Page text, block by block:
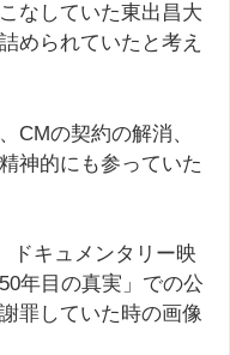
なしていた東出昌大
められていたと考え
CMの契約の解消、
神的にも参っていた
ドキュメンタリー映
年目の真実」での公
罪していた時の画像